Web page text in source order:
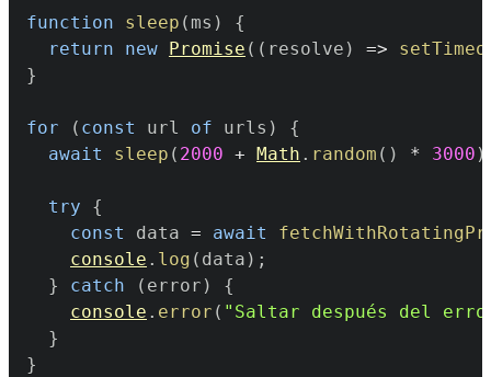
function sleep ( ms )
{
return
new Promise ( ( resolve ) =>
}
for ( const url of urls )
{
await
sleep ( 2000 + Math . random ( ) * 3000 )
try
{
const
data = await
console . log ( data ) ;
}
catch ( error )
{
console . error ( "Saltar después del
}
}